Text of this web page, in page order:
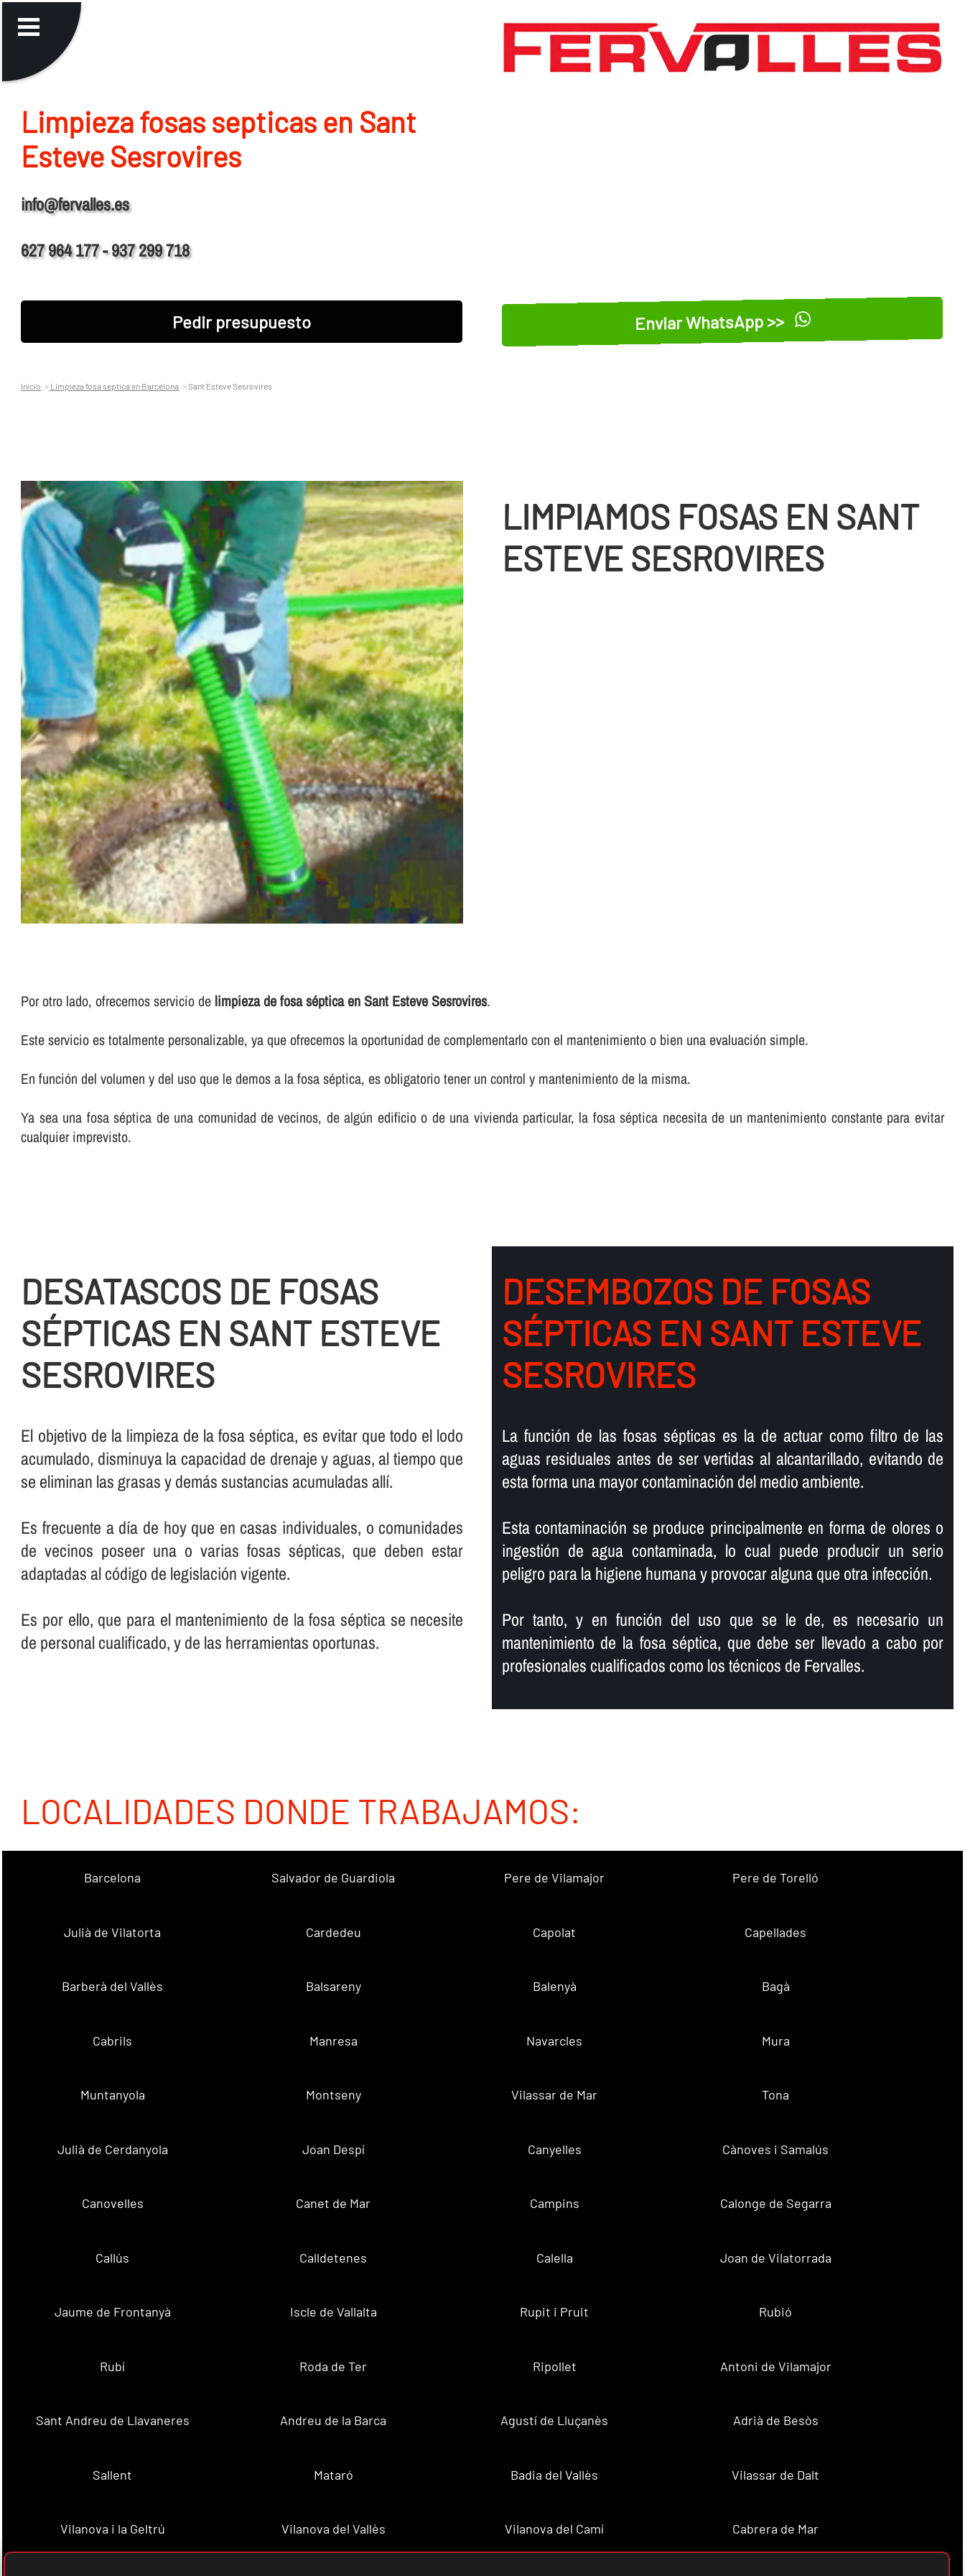
Limpieza fosas septicas en Sant
Esteve Sesrovires
info@fervalles.es
627 964 177 - 937 299 718
Pedir presupuesto Enviar WhatsApp >>
Inicio Limpieza fosa septica en Barcelona Sant Esteve Sesrovires
LIMPIAMOS FOSAS EN SANT
ESTEVE SESROVIRES
Por otro lado, ofrecemos servicio de limpieza de fosa séptica en Sant Esteve Sesrovires.
Este servicio es totalmente personalizable, ya que ofrecemos la oportunidad de complementarlo con el mantenimiento o bien una evaluación simple.
En función del volumen y del uso que le demos a la fosa séptica, es obligatorio tener un control y mantenimiento de la misma.
Ya sea una fosa séptica de una comunidad de vecinos, de algún edificio o de una vivienda particular, la fosa séptica necesita de un mantenimiento constante para evitar
cualquier imprevisto.
DESATASCOS DE FOSAS
SÉPTICAS EN SANT ESTEVE
SESROVIRES
El objetivo de la limpieza de la fosa séptica, es evitar que todo el lodo
acumulado, disminuya la capacidad de drenaje y aguas, al tiempo que
se eliminan las grasas y demás sustancias acumuladas allí­.
Es frecuente a dí­a de hoy que en casas individuales, o comunidades
de vecinos poseer una o varias fosas sépticas, que deben estar
adaptadas al código de legislación vigente.
Es por ello, que para el mantenimiento de la fosa séptica se necesite
de personal cualificado, y de las herramientas oportunas.
DESEMBOZOS DE FOSAS
SÉPTICAS EN SANT ESTEVE
SESROVIRES
La función de las fosas sépticas es la de actuar como filtro de las
aguas residuales antes de ser vertidas al alcantarillado, evitando de
esta forma una mayor contaminación del medio ambiente.
Esta contaminación se produce principalmente en forma de olores o
ingestión de agua contaminada, lo cual puede producir un serio
peligro para la higiene humana y provocar alguna que otra infección.
Por tanto, y en función del uso que se le de, es necesario un
mantenimiento de la fosa séptica, que debe ser llevado a cabo por
profesionales cualificados como los técnicos de Fervalles.
LOCALIDADES DONDE TRABAJAMOS:
Barcelona Salvador de Guardiola Pere de Vilamajor Pere de Torelló
Julià de Vilatorta Cardedeu Capolat Capellades
Barberà del Vallès Balsareny Balenyà Bagà
Cabrils Manresa Navarcles Mura
Muntanyola Montseny Vilassar de Mar Tona
Julià de Cerdanyola Joan Despí Canyelles Cànoves i Samalús
Canovelles Canet de Mar Campins Calonge de Segarra
Callús Calldetenes Calella Joan de Vilatorrada
Jaume de Frontanyà Iscle de Vallalta Rupit i Pruit Rubió
Rubí Roda de Ter Ripollet Antoni de Vilamajor
Sant Andreu de Llavaneres Andreu de la Barca Agustí de Lluçanès Adrià de Besòs
Sallent Mataró Badia del Vallès Vilassar de Dalt
Vilanova i la Geltrú Vilanova del Vallès Vilanova del Camí Cabrera de Mar